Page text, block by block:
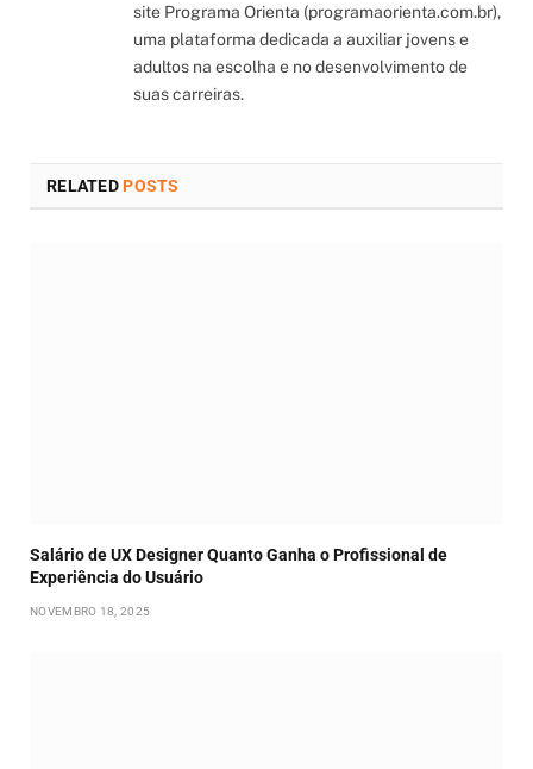
site Programa Orienta (programaorienta.com.br),
uma plataforma dedicada a auxiliar jovens e
adultos na escolha e no desenvolvimento de
suas carreiras.
RELATEDPOSTS
Salário de UX Designer Quanto Ganha o Profissional de
Experiência do Usuário
NOVEMBRO 18, 2025